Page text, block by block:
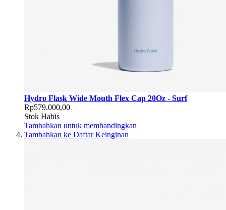
Hydro Flask Wide Mouth Flex Cap 20Oz - Surf
Rp579.000,00
Stok Habis
Tambahkan untuk membandingkan
Tambahkan ke Daftar Keinginan